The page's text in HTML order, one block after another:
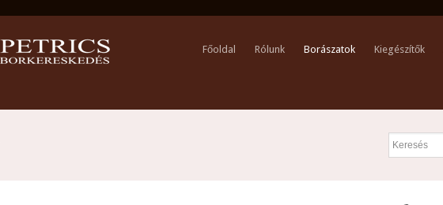
Főoldal Rólunk Borászatok Kiegészítők